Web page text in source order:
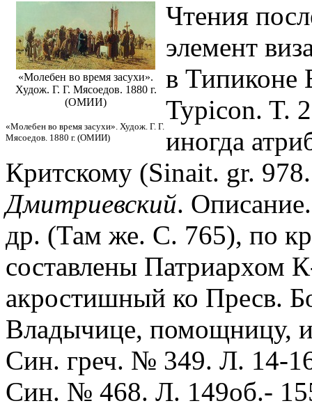
«Молебен во время засухи».
Худож. Г. Г. Мясоедов. 1880 г.
(ОМИИ)
«Молебен во время засухи». Худож. Г. Г.
Мясоедов. 1880 г. (ОМИИ)
Чтения
элемент
в Типиконе
Typicon. T.
иногда
Критскому (Sinait. gr.
Дмитриевский.
др. (Там же. С. 765), по
составлены Патриархом
акростишный ко Пресв.
Владычице, помощницу,
Син. греч. № 349. Л. 14-
Син. № 468. Л. 149об.-